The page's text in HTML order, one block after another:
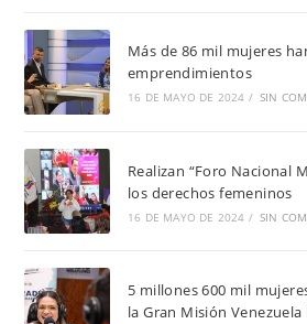
Más de 86 mil mujeres
emprendimientos
16 DE MAYO DE 2024 / SIN
Realizan “Foro Nacional
los derechos femeninos
16 DE MAYO DE 2024 / SIN
5 millones 600 mil
la Gran Misión